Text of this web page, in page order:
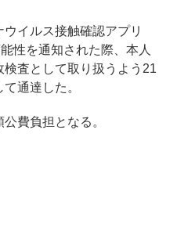
イルス接触確認アプリ
性を通知された際、本人
査として取り扱うよう21
通達した。
費負担となる。